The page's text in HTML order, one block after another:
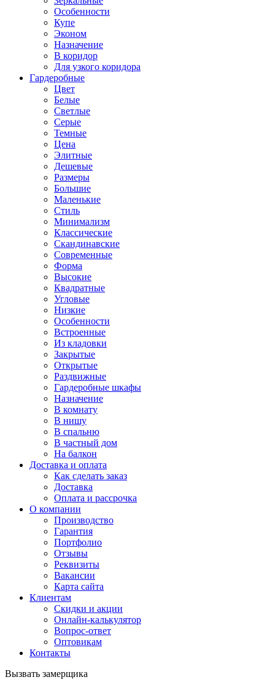
Особенности
Купе
Эконом
Назначение
В коридор
Для узкого коридора
Гардеробные
Цвет
Белые
Светлые
Серые
Темные
Цена
Элитные
Дешевые
Размеры
Большие
Маленькие
Стиль
Минимализм
Классические
Скандинавские
Современные
Форма
Высокие
Квадратные
Угловые
Низкие
Особенности
Встроенные
Из кладовки
Закрытые
Открытые
Раздвижные
Гардеробные шкафы
Назначение
В комнату
В нишу
В спальню
В частный дом
На балкон
Доставка и оплата
Как сделать заказ
Доставка
Оплата и рассрочка
О компании
Производство
Гарантия
Портфолио
Отзывы
Реквизиты
Вакансии
Карта сайта
Клиентам
Скидки и акции
Онлайн-калькулятор
Вопрос-ответ
Оптовикам
Контакты
Вызвать замерщика